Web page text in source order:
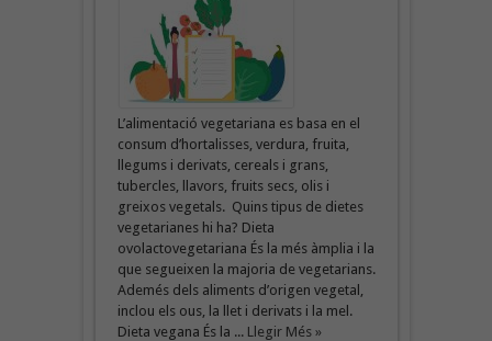
L’alimentació vegetariana es basa en el
consum d’hortalisses, verdura, fruita,
llegums i derivats, cereals i grans,
tubercles, llavors, fruits secs, olis i
greixos vegetals. Quins tipus de dietes
vegetarianes hi ha? Dieta
ovolactovegetariana És la més àmplia i la
que segueixen la majoria de vegetarians.
Ademés dels aliments d’origen vegetal,
inclou els ous, la llet i derivats i la mel.
Dieta vegana És la ... Llegir Més »